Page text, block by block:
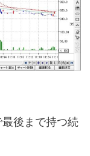
後まで持つ続